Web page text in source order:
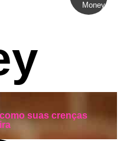
Money
suas crenças